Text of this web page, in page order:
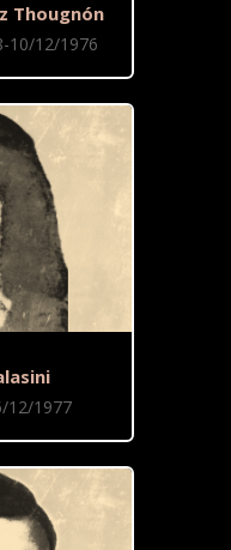
Thougnón
10/12/1976
12/1977